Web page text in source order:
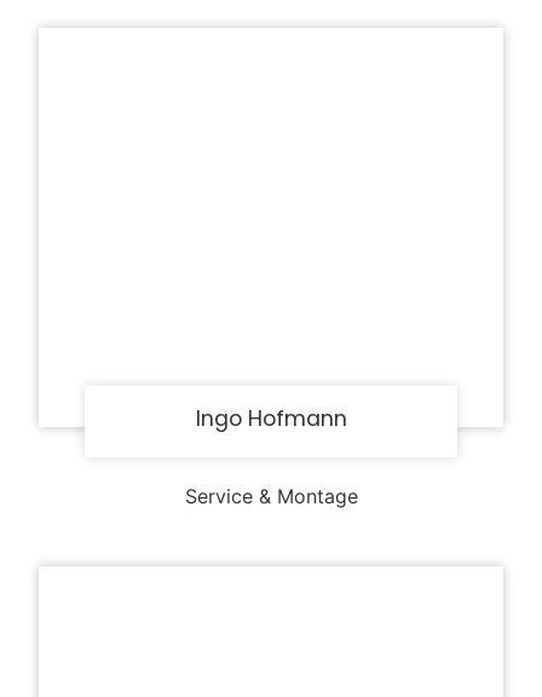
Ingo Hofmann
Service & Montage